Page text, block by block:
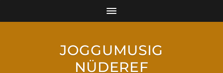
JOGGUMUSIG
NÜDEREF